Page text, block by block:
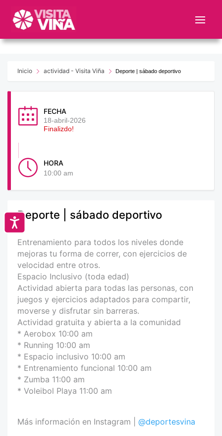
este
web
sistema
Accesibilidad
Inicio actividad - Visita Viña Deporte | sábado deportivo
FECHA
18-abril-2026
Finalizdo!
HORA
10:00 am
Deporte | sábado deportivo
Entrenamiento para todos los niveles donde
mejoras tu forma de correr, con ejercicios de
velocidad entre otros.
Espacio Inclusivo (toda edad)
Actividad abierta para todas las personas, con
juegos y ejercicios adaptados para compartir,
moverse y disfrutar sin barreras.
Actividad gratuita y abierta a la comunidad
* Aerobox 10:00 am
* Running 10:00 am
* Espacio inclusivo 10:00 am
* Entrenamiento funcional 10:00 am
* Zumba 11:00 am
* Voleibol Playa 11:00 am
Más información en Instagram | @deportesvina